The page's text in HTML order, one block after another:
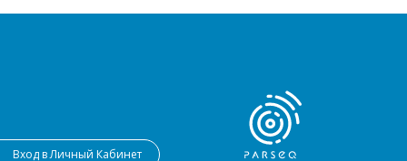
в Личный Кабинет